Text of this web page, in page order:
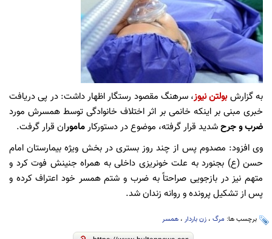
به گزارشبولتن نیوز، سرهنگ مقصود رستگار اظهار داشت: در پی دریافت
خبری مبنی بر اینکه خانمی بر اثر اختلاف خانوادگی توسط همسرش مورد
ضرب و جرحشدید قرار گرفته، موضوع در دستورکارماموران قرار گرفت.
وی افزود: مصدوم پس از چند روز بستری در بخش ویژه بیمارستان امام
حسن (ع) بجنورد به علت خونریزی داخلی به همراه جنینش فوت کرد و
متهم نیز در بازجویی صراحتاً به ضرب و شتم همسر خود اعتراف کرده و
پس از تشکیل پرونده و روانه زندان شد.
برچسب ها: مرگ ، زن باردار ، همسر